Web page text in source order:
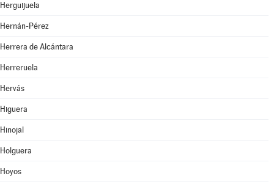
Herguijuela
Hernán-Pérez
Herrera de Alcántara
Herreruela
Hervás
Higuera
Hinojal
Holguera
Hoyos